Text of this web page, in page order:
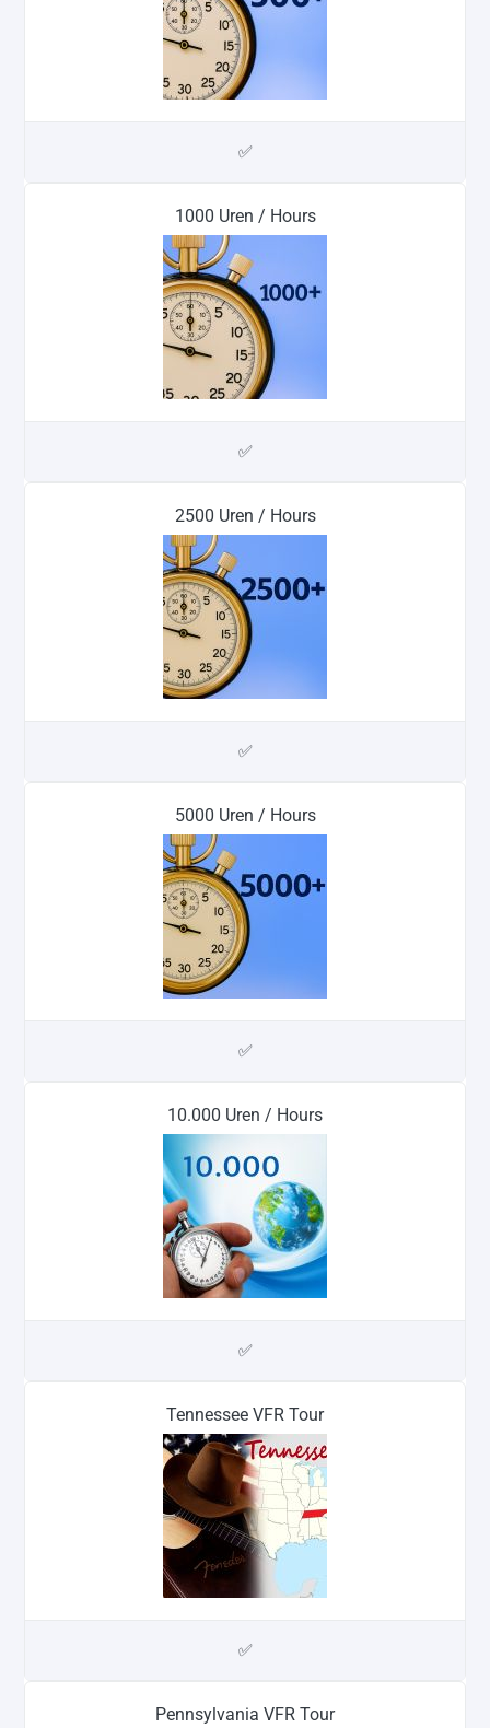
✅
1000 Uren / Hours
✅
2500 Uren / Hours
✅
5000 Uren / Hours
✅
10.000 Uren / Hours
✅
Tennessee VFR Tour
✅
Pennsylvania VFR Tour